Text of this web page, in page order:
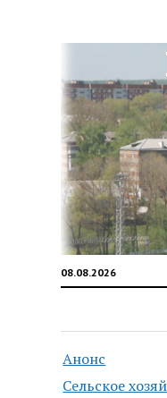
08.08.2026
Анонс
Сельское